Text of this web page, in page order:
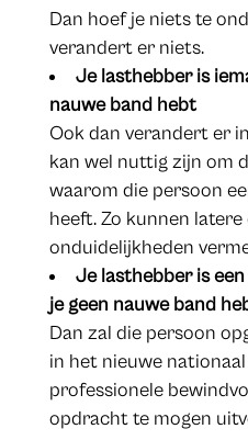
Dan hoef je niets te
verandert er niets.
Je lasthebber is
nauwe band hebt
Ook dan verandert er
kan wel nuttig zijn om
waarom die persoon
heeft. Zo kunnen
onduidelijkheden
Je lasthebber is
je geen nauwe band
Dan zal die persoon
in het nieuwe
professionele
opdracht te mogen